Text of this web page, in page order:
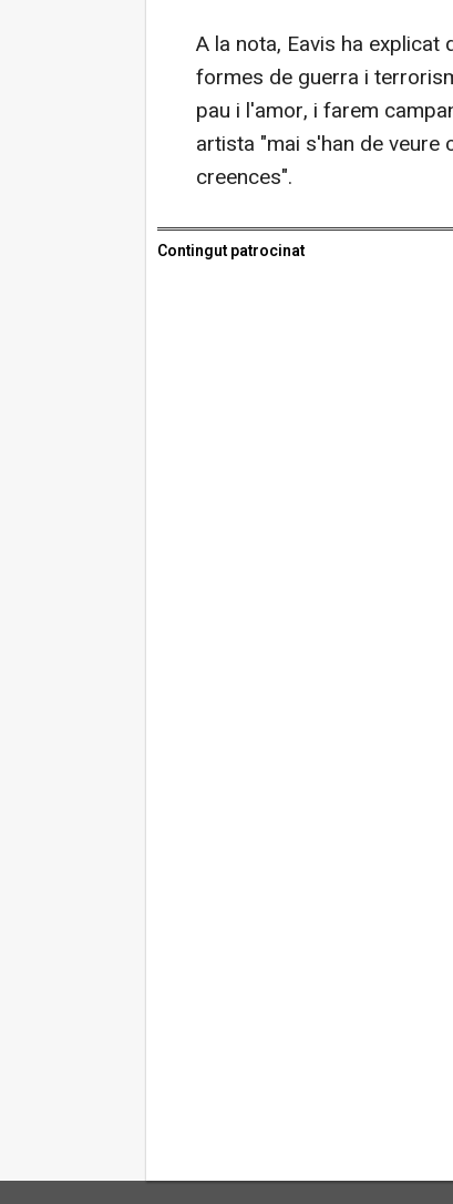
A la nota, Eavis ha
formes de guerra i
pau i l'amor, i farem
artista "mai s'han de
creences".
Contingut patrocinat